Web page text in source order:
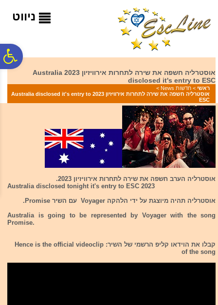
המרכזי
ניווט
אוסטרליה חשפה את שירה לתחרות אירוויזיון 2023 Australia
disclosed it's entry to ESC
ראשי > חדשות News
>
אוסטרליה חשפה את שירה לתחרות אירוויזיון 2023 Australia disclosed it's entry to
ESC
אוסטרליה הערב חשפה את שירה לתחרות אירוויזיון 2023.
Australia disclosed tonight it's entry to ESC 2023
אוסטרליה תהיה מיוצגת על ידי הלהקה Voyager עם השיר Promise.
Australia is going to be represented by Voyager with the song
Promise.
קבלו את הוידאו קליפ הרשמי של השיר: Hence is the official videoclip
of the song